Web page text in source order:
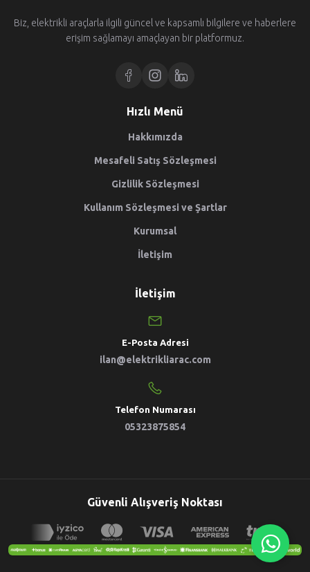
Biz, elektrikli araçlarla ilgili güncel ve kapsamlı bilgilere ve haberlere
erişim sağlamayı amaçlayan bir platformuz.
Hızlı Menü
Hakkımızda
Mesafeli Satış Sözleşmesi
Gizlilik Sözleşmesi
Kullanım Sözleşmesi ve Şartlar
Kurumsal
İletişim
İletişim
E-Posta Adresi
ilan@elektrikliarac.com
Telefon Numarası
05323875854
Güvenli Alışveriş Noktası